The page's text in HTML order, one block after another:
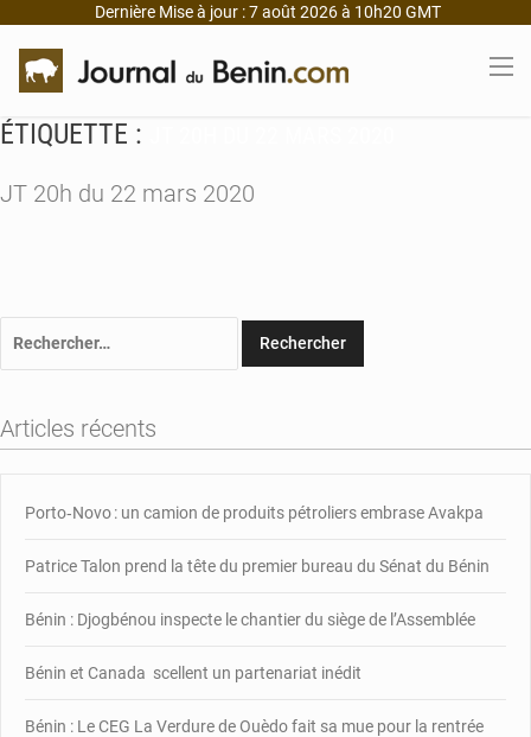
Dernière Mise à jour : 7 août 2026 à 10h20 GMT
ÉTIQUETTE :
JT 20h du 22 mars 2020
Articles récents
Porto‑Novo : un camion de produits pétroliers embrase Avakpa
Patrice Talon prend la tête du premier bureau du Sénat du Bénin
Bénin : Djogbénou inspecte le chantier du siège de l’Assemblée
Bénin et Canada scellent un partenariat inédit
Bénin : Le CEG La Verdure de Ouèdo fait sa mue pour la rentrée